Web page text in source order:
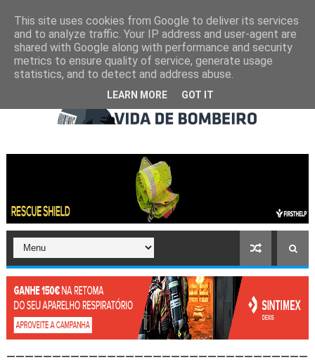
This site uses cookies from Google to deliver its services
and to analyze traffic. Your IP address and user-agent are
shared with Google along with performance and security
metrics to ensure quality of service, generate usage
statistics, and to detect and address abuse.
LEARN MORE GOT IT